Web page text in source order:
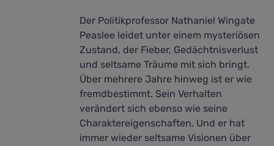
Der Politikprofessor Nathaniel Wingate
Peaslee leidet unter einem mysteriösen
Zustand, der Fieber, Gedächtnisverlust
und seltsame Träume mit sich bringt.
Über mehrere Jahre hinweg ist er wie
fremdbestimmt. Sein Verhalten
verändert sich ebenso wie seine
Charaktereigenschaften. Und er hat
immer wieder seltsame Visionen über